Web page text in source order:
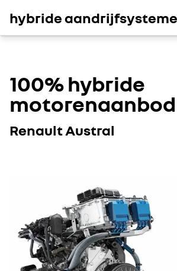
hybride
100% hybride
motorenaanbod
Renault Austral